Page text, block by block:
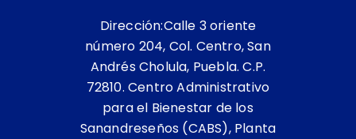
Dirección:Calle 3 oriente
número 204, Col. Centro, San
Andrés Cholula, Puebla. C.P.
72810. Centro Administrativo
para el Bienestar de los
Sanandreseños (CABS), Planta